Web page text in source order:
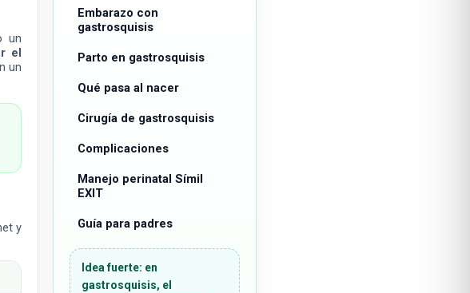
un
el
un
y
Embarazo con
gastrosquisis
Parto en gastrosquisis
Qué pasa al nacer
Cirugía de gastrosquisis
Complicaciones
Manejo perinatal Símil
EXIT
Guía para padres
Idea fuerte: en
gastrosquisis, el